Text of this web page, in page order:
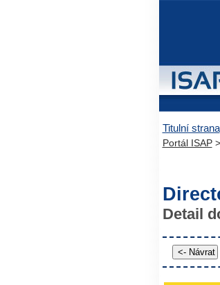
Titulní strana
Portál ISAP>
Detail